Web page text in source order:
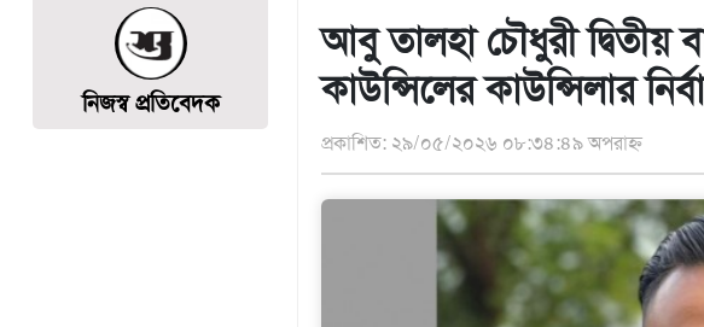
আন্তর্জাতিক
নিজস্ব প্রতিবেদক
আবু তালহা চৌধুরী দ্বিতীয়
কাউন্সিলের কাউন্সিলার
প্রকাশিত: ২৯/০৫/২০২৬ ০৮:৩৪:৪৯ অপরাহ্ন